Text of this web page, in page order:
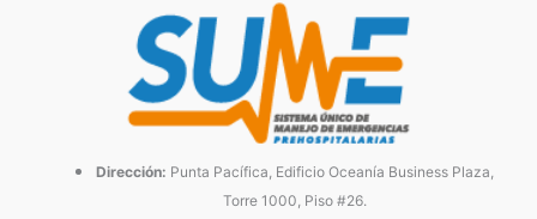
Dirección: Punta Pacífica, Edificio Oceanía Business Plaza,
Torre 1000, Piso #26.